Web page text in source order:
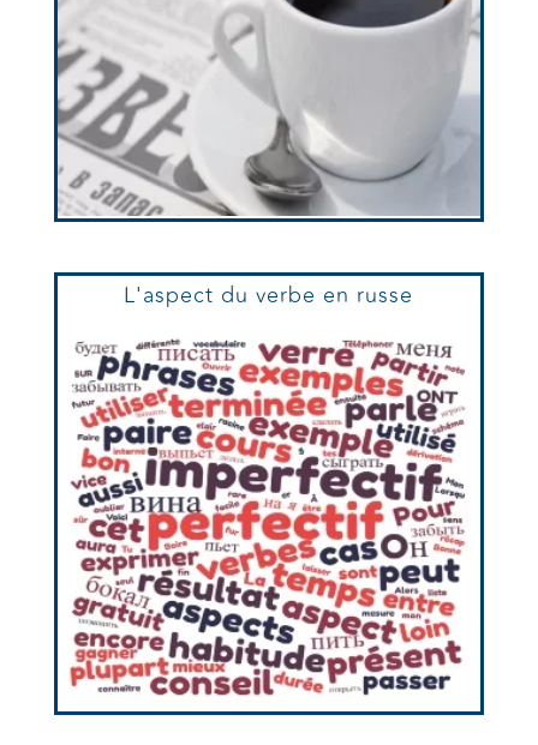
L'aspect du verbe en russe